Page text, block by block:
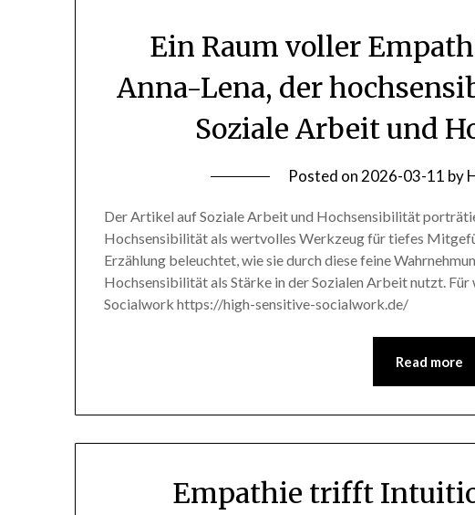
Ein Raum voller
Anna-Lena, der
Soziale Arbeit und
Posted on2026-03-11 by
Der Artikel auf Soziale Arbeit und Hochsensibilität
Hochsensibilität als wertvolles Werkzeug für tiefes
Erzählung beleuchtet, wie sie durch diese feine
Hochsensibilität als Stärke in der Sozialen Arbeit nutzt.
Socialwork https://high-sensitive-socialwork.de/
Read more
Empathie trifft